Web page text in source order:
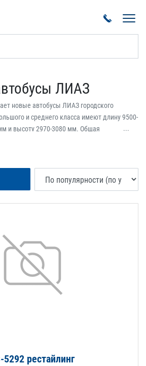
ЛИАЗ
новые автобусы ЛИАЗ городского
и среднего класса имеют длину 9500-
и высоту 2970-3080 мм. Общая
из которых от 18 до 37 – посадочные.
цветах. Купить городские автобусы ЛИАЗ
Цены от официального дилера. Заводская
рестайлинг